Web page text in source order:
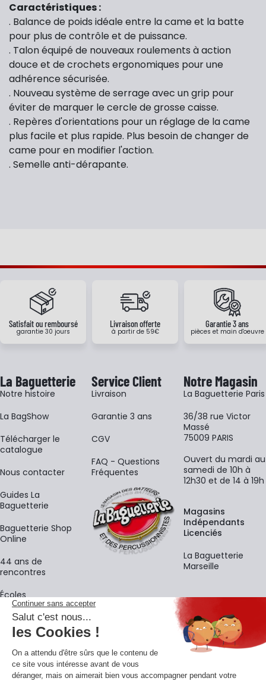
Caractéristiques :
. Balance de poids idéale entre la came et la batte
pour plus de contrôle et de puissance.
. Talon équipé de nouveaux roulements à action
douce et de crochets ergonomiques pour une
adhérence sécurisée.
. Nouveau système de serrage avec un grip pour
éviter de marquer le cercle de grosse caisse.
. Repères d'orientations pour un réglage de la came
plus facile et plus rapide. Plus besoin de changer de
came pour en modifier l'action.
. Semelle anti-dérapante.
Satisfait ou remboursé
garantie 30 jours
Livraison offerte
à partir de 59€
Garantie 3 ans
pièces et main d'oeuvre
La Baguetterie
Notre histoire
La BagShow
​Télécharger le
catalogue
Nous contacter
Guides La
Baguetterie
Baguetterie Shop
Online
44 ans de
rencontres
Écoles
Service Client
Livraison
Garantie 3 ans
CGV
FAQ - Questions
Fréquentes
Notre Magasin
La Baguetterie Paris
36/38 rue Victor
Massé
75009 PARIS
Ouvert du mardi au
samedi de 10h à
12h30 et de 14 à 19h
Magasins
Indépendants
Licenciés
La Baguetterie
Marseille
La newsletter
Adresse e-mail
En vous inscrivant à notre newsletter, vous acceptez notre
confidentialité.